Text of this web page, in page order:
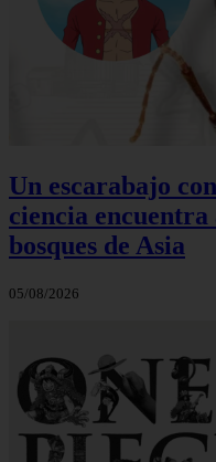
Un escarabajo
ciencia
bosques de Asia
05/08/2026